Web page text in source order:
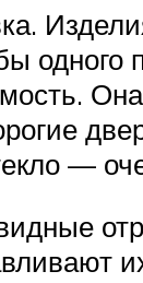
одного
—